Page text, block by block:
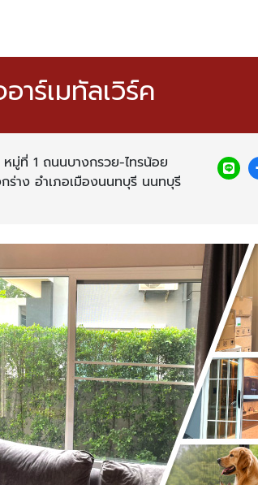
ร์เมทัลเวิร์ค
มู่ที่ 1 ถนนบางกรวย-ไทรน้อย
ร่าง อำเภอเมืองนนทบุรี นนทบุรี